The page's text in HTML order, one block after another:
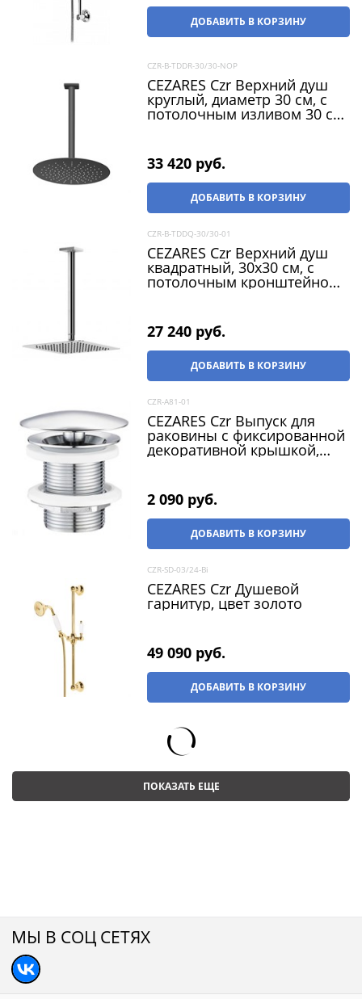
ДОБАВИТЬ В КОРЗИНУ
CZR-B-TDDR-30/30-NOP
CEZARES Czr Верхний душ
круглый, диаметр 30 см, с
потолочным изливом 30 см,
33 420 руб.
ДОБАВИТЬ В КОРЗИНУ
CZR-B-TDDQ-30/30-01
CEZARES Czr Верхний душ
квадратный, 30x30 см, с
потолочным кронштейном
27 240 руб.
ДОБАВИТЬ В КОРЗИНУ
CZR-А81-01
CEZARES Czr Выпуск для
раковины с фиксированной
декоративной крышкой,
2 090 руб.
ДОБАВИТЬ В КОРЗИНУ
CZR-SD-03/24-Bi
CEZARES Czr Душевой
гарнитур, цвет золото
49 090 руб.
ДОБАВИТЬ В КОРЗИНУ
ПОКАЗАТЬ ЕЩЕ
МЫ В СОЦ СЕТЯХ